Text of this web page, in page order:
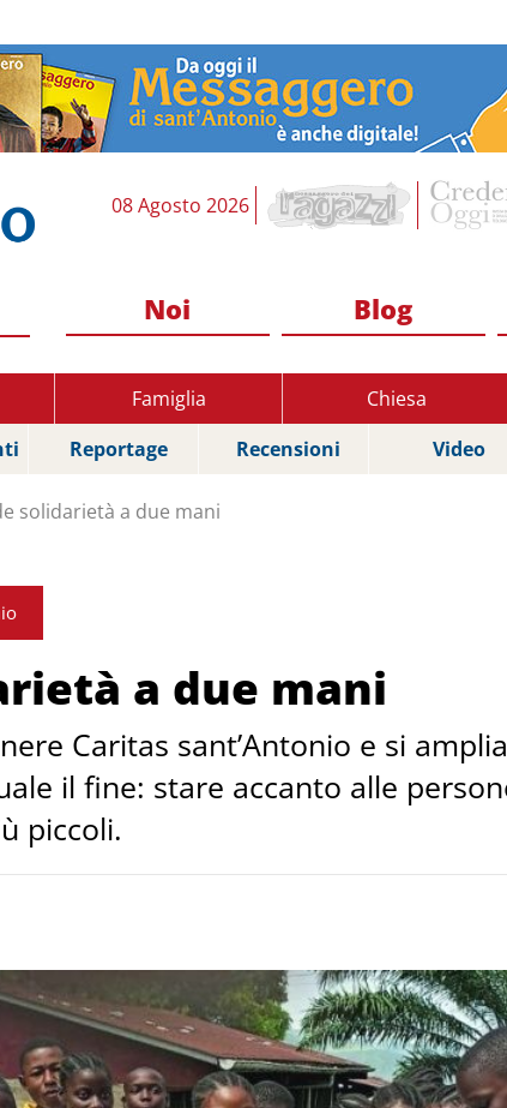
08 Agosto 2026
Noi Blog
Famiglia Chiesa
Reportage Recensioni Video
solidarietà a due mani
a due mani
Caritas sant’Antonio e si
il fine: stare accanto alle
piccoli.